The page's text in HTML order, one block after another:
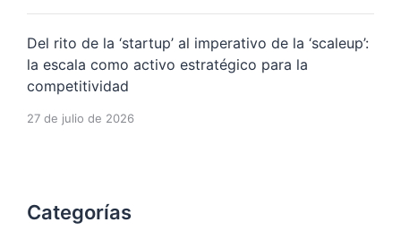
Del rito de la ‘startup’ al imperativo de la ‘scaleup’:
la escala como activo estratégico para la
competitividad
27 de julio de 2026
Categorías